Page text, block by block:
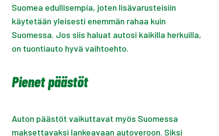
Suomea edullisempia, joten lisävarusteisiin
käytetään yleisesti enemmän rahaa kuin
Suomessa. Jos siis haluat autosi kaikilla herkuilla,
on tuontiauto hyvä vaihtoehto.
Pienet päästöt
Auton päästöt vaikuttavat myös Suomessa
maksettavaksi lankeavaan autoveroon. Siksi